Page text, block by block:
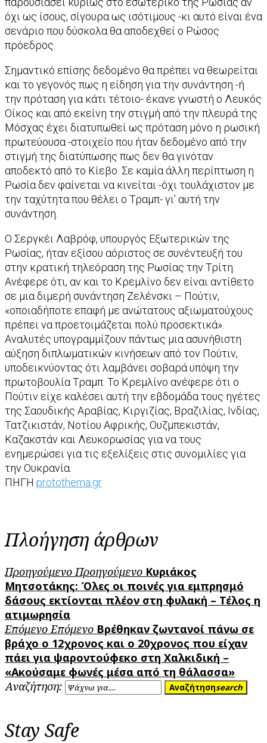
όχι ως ίσους, σίγουρα ως ισότιμους -κι αυτό είναι ένα
σενάριο που δύσκολα θα αποδεχθεί ο Ρώσος
πρόεδρος.
Σημαντικό επίσης δεδομένο θα πρέπει να θεωρείται
και το γεγονός πως η είδηση για την συνάντηση -ή
την πρόταση για κάτι τέτοιο- έκανε γνωστή ο Λευκός
Οίκος και από εκείνη την στιγμή από την πλευρά της
Μόσχας έχει διατυπωθεί ως πρόταση μόνο η ρωσική
πρωτεύουσα -στοιχείο που ήταν δεδομένο από την
στιγμή της διατύπωσης πως δεν θα γινόταν
αποδεκτό από το Κίεβο. Σε καμία άλλη περίπτωση η
Ρωσία δεν φαίνεται να κινείται -όχι τουλάχιστον με
την ταχύτητα που θέλει ο Τραμπ- γι’ αυτή την
συνάντηση.
Ο Σεργκέι Λαβρόφ, υπουργός Εξωτερικών της
Ρωσίας, ήταν εξίσου αόριστος σε συνέντευξή του
στην κρατική τηλεόραση της Ρωσίας την Τρίτη.
Ανέφερε ότι, αν και το Κρεμλίνο δεν είναι αντίθετο
σε μια διμερή συνάντηση Ζελένσκι – Πούτιν,
«οποιαδήποτε επαφή με ανώτατους αξιωματούχους
πρέπει να προετοιμάζεται πολύ προσεκτικά».
Αναλυτές υπογραμμίζουν πάντως μια ασυνήθιστη
αύξηση διπλωματικών κινήσεων από τον Πούτιν,
υποδεικνύοντας ότι λαμβάνει σοβαρά υπόψη την
πρωτοβουλία Τραμπ. Το Κρεμλίνο ανέφερε ότι ο
Πούτιν είχε καλέσει αυτή την εβδομάδα τους ηγέτες
της Σαουδικής Αραβίας, Κιργιζίας, Βραζιλίας, Ινδίας,
Τατζικιστάν, Νοτίου Αφρικής, Ουζμπεκιστάν,
Καζακστάν και Λευκορωσίας για να τους
ενημερώσει για τις εξελίξεις στις συνομιλίες για
την Ουκρανία.
ΠΗΓΗ protothema.gr
Πλοήγηση άρθρων
Προηγούμενο Προηγούμενο Κυριάκος
Μητσοτάκης: Όλες οι ποινές για εμπρησμό
δάσους εκτίονται πλέον στη φυλακή – Τέλος η
ατιμωρησία
Επόμενο Επόμενο Βρέθηκαν ζωντανοί πάνω σε
βράχο ο 12χρονος και ο 20χρονος που είχαν
πάει για ψαροντούφεκο στη Χαλκιδική –
«Ακούσαμε φωνές μέσα από τη θάλασσα»
Αναζήτηση:
Αναζήτησηsearch
Stay Safe